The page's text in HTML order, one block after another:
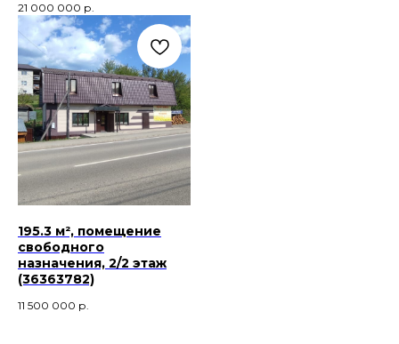
21 000 000 р.
195.3 м², помещение
свободного
назначения, 2/2 этаж
(36363782)
11 500 000 р.